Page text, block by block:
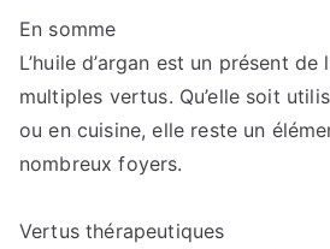
En somme
L’huile d’argan est un présent de
multiples vertus. Qu’elle soit
ou en cuisine, elle reste un
nombreux foyers.
Vertus thérapeutiques